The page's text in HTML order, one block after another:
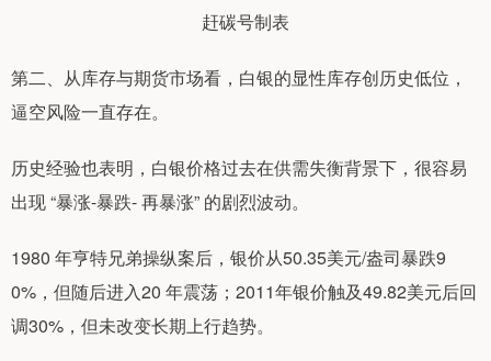
赶碳号制表
第二、从库存与期货市场看，白银的显性库存创历史低位，
逼空风险一直存在。
历史经验也表明，白银价格过去在供需失衡背景下，很容易
出现 “暴涨-暴跌- 再暴涨” 的剧烈波动。
1980 年亨特兄弟操纵案后，银价从50.35美元/盎司暴跌9
0%，但随后进入20 年震荡；2011年银价触及49.82美元后回
调30%，但未改变长期上行趋势。